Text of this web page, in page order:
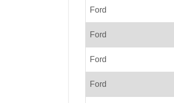
Ford
Ford
Ford
Ford